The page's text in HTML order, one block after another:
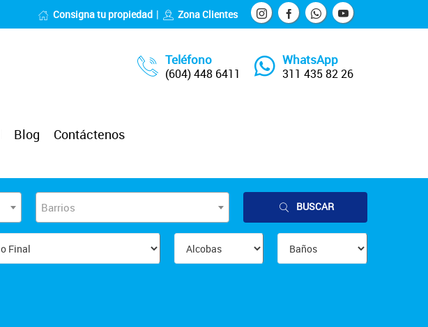
Consigna tu propiedad Zona Clientes
Teléfono
(604) 448 6411
WhatsApp
311 435 82 26
Blog Contáctenos
Barrios BUSCAR